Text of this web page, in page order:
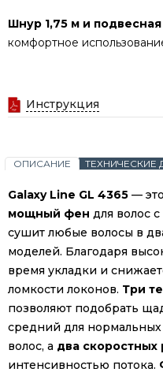
Шнур 1,75 м и
комфортное
Инструкция
ОПИСАНИЕ ТЕХНИЧЕСКИЕ
Galaxy Line GL 4365 — это
мощный фен для волос
сушит любые волосы в
моделей. Благодаря
время укладки и
ломкости локонов. Три
позволяют подобрать
средний для
волос, а два
интенсивностью потока.